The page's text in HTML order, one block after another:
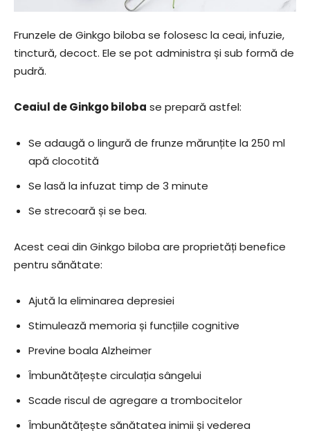
Frunzele de Ginkgo biloba se folosesc la ceai, infuzie,
tinctură, decoct. Ele se pot administra și sub formă de
pudră.
Ceaiul de Ginkgo biloba se prepară astfel:
Se adaugă o lingură de frunze mărunțite la 250 ml
apă clocotită
Se lasă la infuzat timp de 3 minute
Se strecoară și se bea.
Acest ceai din Ginkgo biloba are proprietăți benefice
pentru sănătate:
Ajută la eliminarea depresiei
Stimulează memoria și funcțiile cognitive
Previne boala Alzheimer
Îmbunătățește circulația sângelui
Scade riscul de agregare a trombocitelor
Îmbunătățește sănătatea inimii și vederea